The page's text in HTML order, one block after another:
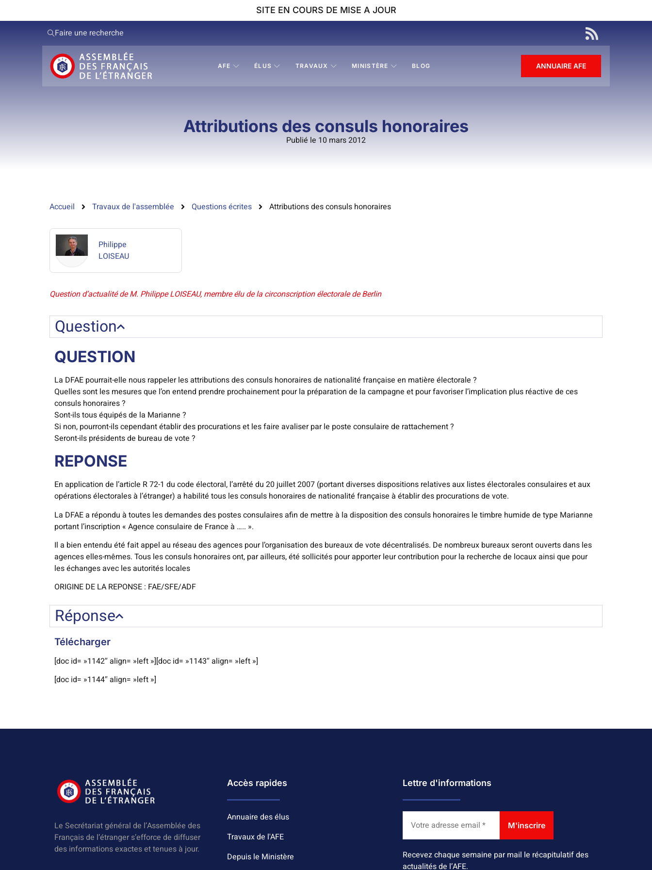
SITE EN COURS DE MISE A JOUR
Faire une recherche
AFE ÉLUS TRAVAUX MINISTÈRE BLOG ANNUAIRE AFE
Attributions des consuls honoraires
Publié le 10 mars 2012
Accueil Travaux de l'assemblée Questions écrites Attributions des consuls honoraires
Philippe
LOISEAU
Question d’actualité de M. Philippe LOISEAU, membre élu de la circonscription électorale de Berlin
Question
QUESTION
La DFAE pourrait-elle nous rappeler les attributions des consuls honoraires de nationalité française en matière électorale ?
Quelles sont les mesures que l’on entend prendre prochainement pour la préparation de la campagne et pour favoriser l’implication plus réactive de ces
consuls honoraires ?
Sont-ils tous équipés de la Marianne ?
Si non, pourront-ils cependant établir des procurations et les faire avaliser par le poste consulaire de rattachement ?
Seront-ils présidents de bureau de vote ?
REPONSE
En application de l’article R 72-1 du code électoral, l’arrêté du 20 juillet 2007 (portant diverses dispositions relatives aux listes électorales consulaires et aux
opérations électorales à l’étranger) a habilité tous les consuls honoraires de nationalité française à établir des procurations de vote.
La DFAE a répondu à toutes les demandes des postes consulaires afin de mettre à la disposition des consuls honoraires le timbre humide de type Marianne
portant l’inscription « Agence consulaire de France à ….. ».
Il a bien entendu été fait appel au réseau des agences pour l’organisation des bureaux de vote décentralisés. De nombreux bureaux seront ouverts dans les
agences elles-mêmes. Tous les consuls honoraires ont, par ailleurs, été sollicités pour apporter leur contribution pour la recherche de locaux ainsi que pour
les échanges avec les autorités locales
ORIGINE DE LA REPONSE : FAE/SFE/ADF
Réponse
Télécharger
[doc id= »1142″ align= »left »][doc id= »1143″ align= »left »]
[doc id= »1144″ align= »left »]
Le Secrétariat général de l’Assemblée des
Français de l’étranger s’efforce de diffuser
des informations exactes et tenues à jour.
Accès rapides
Annuaire des élus
Travaux de l'AFE
Depuis le Ministère
Lettre d'informations
Recevez chaque semaine par mail le récapitulatif des
actualités de l’AFE.